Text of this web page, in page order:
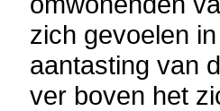
zich gevoelen
aantasting van
ver boven het